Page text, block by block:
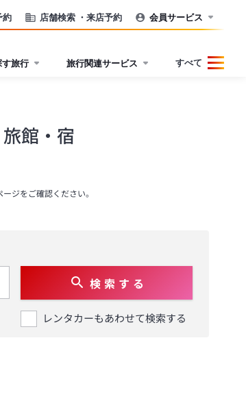
約 店舗検索 ・来店予約 会員サービス
す旅行 旅行関連サービス すべて
館・宿
ジをご確認ください。
検 索 す る
レンタカーもあわせて検索する